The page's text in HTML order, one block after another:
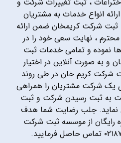
انواع خدمات به مشتریان
ثبت شرکت کریمخان ضمن ارائه
محترم ، نهایت سعی خود را در
نموده و تمامی خدمات ثبت
و به صورت آنلاین در اختیار
شرکت کریم خان در طی روند
یک شرکت مشتریان را همراهی
به ثبت رسیدن شرکت و ثبت
نماید. جلب رضایت شما هدف
از موسسه ثبت شرکت